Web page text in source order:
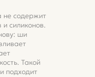
не содержит
и силиконов.
ши
Такой
подходит